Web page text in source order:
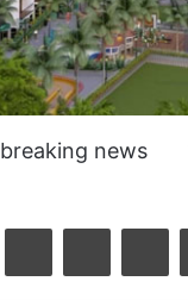
breaking news